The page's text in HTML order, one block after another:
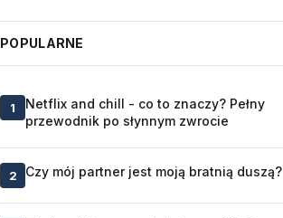
POPULARNE
1
Netflix and chill - co to znaczy? Pełny
przewodnik po słynnym zwrocie
2 Czy mój partner jest moją bratnią duszą?